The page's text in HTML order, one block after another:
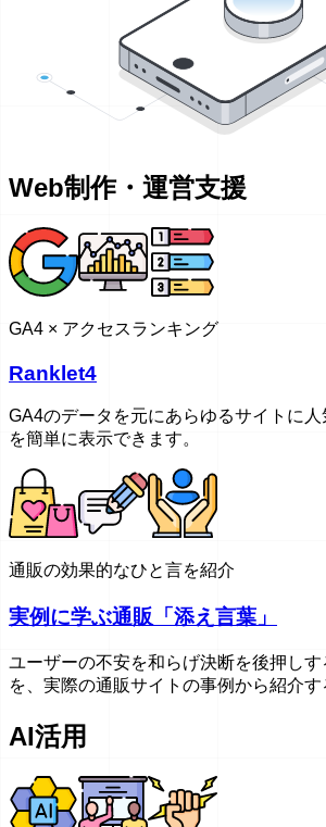
Web制作・運営支援
GA4 × アクセスランキング
Ranklet4
GA4のデータを元にあらゆるサイトに
を簡単に表示できます。
通販の効果的なひと言を紹介
実例に学ぶ通販「添え言葉」
ユーザーの不安を和らげ決断を後押し
を、実際の通販サイトの事例から紹介す
AI活用